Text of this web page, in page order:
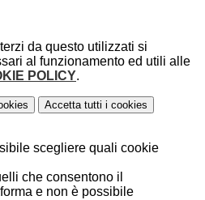
da questo utilizzati si
al funzionamento ed utili alle
POLICY.
Accetta tutti i cookies
scegliere quali cookie
che consentono il
e non è possibile